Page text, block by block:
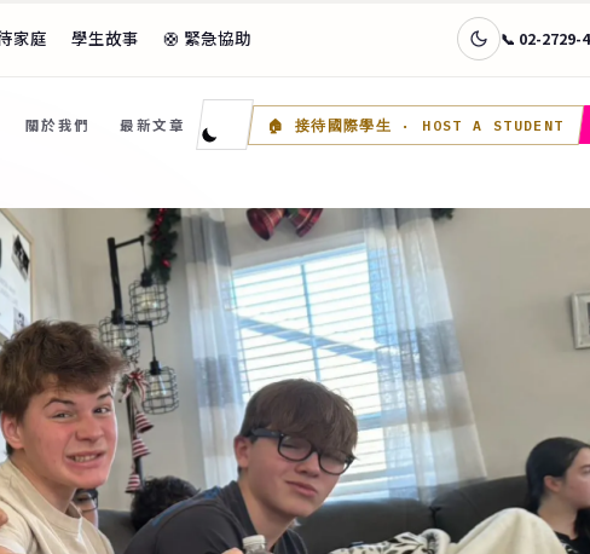
查
🌏 亞太
🇯🇵日本 🇦🇺澳洲
🇳🇿紐西蘭
🔥 精選目的地
🎓CBYX 獎學金
🌌看極光・芬蘭
🎨藝術志向
國家快速比
預約說明會 →
家庭 學生故事 🛟 緊急協助 📞 02-2729-
關於我們 最新文章 🏠 接待國際學生 · HOST A STUDENT